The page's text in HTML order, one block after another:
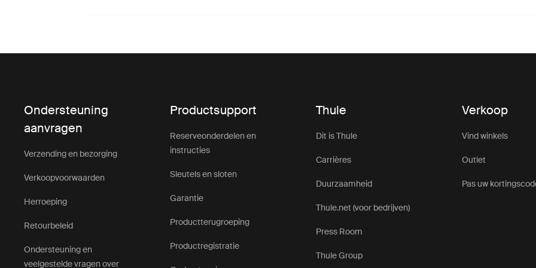
Ondersteuning
aanvragen
Verzending en bezorging
Verkoopvoorwaarden
Herroeping
Retourbeleid
Ondersteuning en
veelgestelde vragen over
Productsupport
Reserveonderdelen en
instructies
Sleutels en sloten
Garantie
Productterugroeping
Productregistratie
Thule
Dit is Thule
Carrières
Duurzaamheid
Thule.net (voor bedrijven)
Press Room
Thule Group
Verkoop
Vind winkels
Outlet
Pas uw